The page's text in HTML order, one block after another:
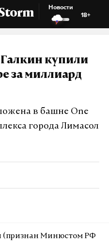
Новости
18+
купили
за миллиард
в башне One
города Лимасол
(признан Минюстом РФ